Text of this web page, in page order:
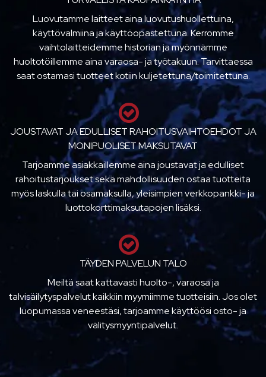
Luovutamme laitteet aina luovutushuollettuina,
käyttövalmiina ja käyttöopastettuna. Kerromme
vaihtolaitteidemme historian ja myönnämme
huoltotöillemme aina varaosa- ja työtakuun. Tarvittaessa
saat ostamasi tuotteet kotiin kuljetettuna/toimitettuna.
JOUSTAVAT JA EDULLISET RAHOITUSVAIHTOEHDOT JA
MONIPUOLISET MAKSUTAVAT
Tarjoamme asiakkaillemme aina joustavat ja edulliset
rahoitustarjoukset sekä mahdollisuuden ostaa tuotteita
myös laskulla tai osamaksulla, yleisimpien verkkopankki- ja
luottokorttimaksutapojen lisäksi.
TÄYDEN PALVELUN TALO
Meiltä saat kattavasti huolto-, varaosa ja
talvisäilytyspalvelut kaikkiin myymiimme tuotteisiin. Jos olet
luopumassa veneestäsi, tarjoamme käyttöösi osto- ja
välitysmyyntipalvelut.